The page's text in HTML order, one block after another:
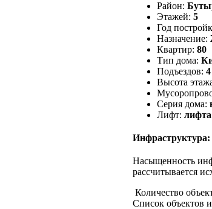
Район:
Этажей: 5
Год
Назначение:
Квартир: 80
Тип дома:
Подъездов: 4
Высота
Серия дома:
Лифт:
Инфраструктура:
Насыщенность
рассчитывается
Количество
Список объектов